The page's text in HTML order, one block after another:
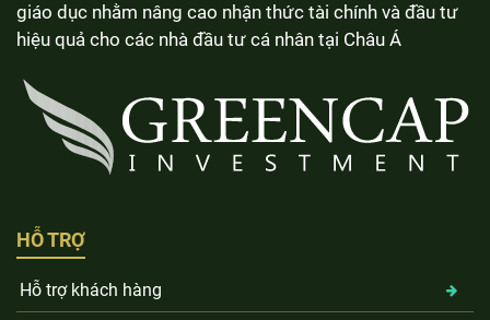
giáo dục nhằm nâng cao nhận thức tài chính và đầu tư
hiệu quả cho các nhà đầu tư cá nhân tại Châu Á
HỖ TRỢ
Hỗ trợ khách hàng